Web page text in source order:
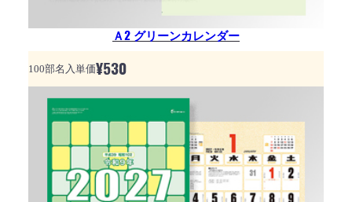
Ａ2 グリーンカレンダー
100部名入単価¥530